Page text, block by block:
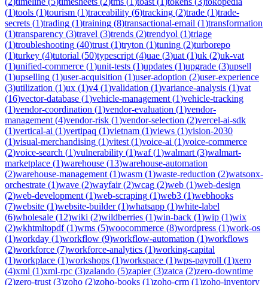
(1)tools (1)tourism (1)traceability (6)tracking (2)trade (1)trade-
secrets (1)trading (1)training (8)transactional-email (1)transformation
(1)transparency (3)travel (3)trends (2)trendyol (1)triage
(1)troubleshooting (40)trust (1)tryton (1)tuning (2)turborepo
(1)turkey (4)tutorial (50)typescript (4)uae (3)uat (1)uk (2)uk-vat
(1)unified-commerce (1)unit-tests (1)updates (1)upgrade (3)upsell
(1)upselling (1)user-acquisition (1)user-adoption (2)user-experience
(3)utilization (1)ux (1)v4 (1)validation (1)variance-analysis (1)vat
(16)vector-database (1)vehicle-management (1)vehicle-tracking
(1)vendor-coordination (1)vendor-evaluation (1)vendor-
management (4)vendor-risk (1)vendor-selection (2)vercel-ai-sdk
(1)vertical-ai (1)vertipaq (1)vietnam (1)views (1)vision-2030
(1)visual-merchandising (1)vitest (1)voice-ai (1)voice-commerce
(2)voice-search (1)vulnerability (1)waf(1)walmart (3)walmart-
marketplace (1)warehouse (13)warehouse-automation
(2)warehouse-management (1)wasm (1)waste-reduction (2)watsonx-
orchestrate (1)wave (2)wayfair(2)wcag (2)web (1)web-design
(2)web-development (1)web-scraping (1)web3 (1)webhooks
(7)website (1)website-builder(1)whatsapp (1)white-label
(6)wholesale (12)wiki (2)wildberries (1)win-back (1)wip (1)wix
(2)wkhtmltopdf(1)wms (5)woocommerce (8)wordpress (1)work-os
(1)workday (1)workflow (9)workflow-automation (1)workflows
(2)workforce (7)workforce-analytics (1)working-capital
(1)workplace (1)workshops (1)workspace (1)wps-payroll (1)xero
(4)xml (1)xml-rpc (3)zalando (5)zapier(3)zatca (2)zero-downtime
(2)zero-trust (3)zoho (2)zoho-books (1)zoho-crm (1)zoho-inventory